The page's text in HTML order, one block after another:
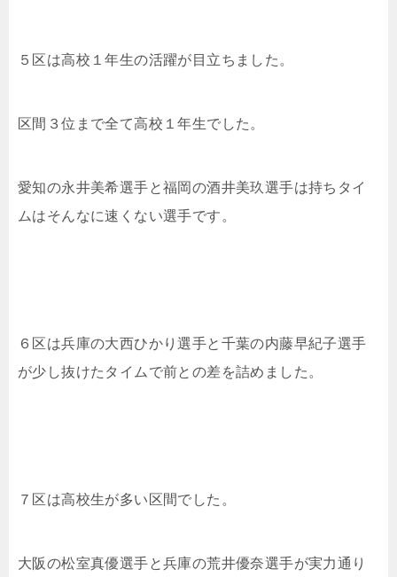
５区は高校１年生の活躍が目立ちました。
区間３位まで全て高校１年生でした。
愛知の永井美希選手と福岡の酒井美玖選手は持ちタイ
ムはそんなに速くない選手です。
６区は兵庫の大西ひかり選手と千葉の内藤早紀子選手
が少し抜けたタイムで前との差を詰めました。
７区は高校生が多い区間でした。
大阪の松室真優選手と兵庫の荒井優奈選手が実力通り